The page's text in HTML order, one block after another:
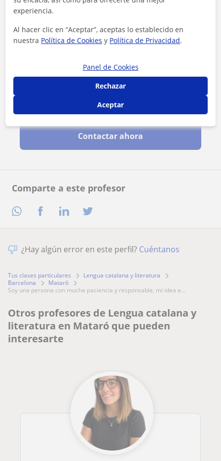
Comparte a este profesor
Al hacer clic, aceptas nuestroaviso legal
Contactar ahora
¿Hay algún error en este perfil? Cuéntanos
Tus clases particulares
Lengua catalana y literatura
Barcelona
Mataró
soy una persona con mucha paciencia y responsable, mi idea e...
Otros profesores de Lengua catalana y
literatura en Mataró que pueden
interesarte
experiencia.
Al hacer clic en “Aceptar”, aceptas lo establecido en
nuestra Política de Cookies y Política de Privacidad.
Panel de Cookies
Rechazar
Aceptar